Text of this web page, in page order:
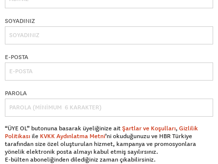
SOYADINIZ
E-POSTA
PAROLA
“ÜYE OL” butonuna basarak üyeliğinize aitŞartlar ve Koşulları, Gizlilik
Politikası ile KVKK Aydınlatma Metni’ni okuduğunuzu ve HBR Türkiye
tarafından size özel oluşturulan hizmet, kampanya ve promosyonlara
yönelik elektronik posta almayı kabul etmiş sayılırsınız.
E-bülten aboneliğinden dilediğiniz zaman çıkabilirsiniz.